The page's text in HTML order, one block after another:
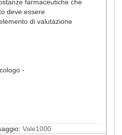
farmaceutiche che
deve essere
di valutazione
-
Vale1000